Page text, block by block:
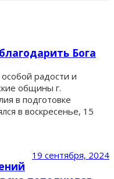
Бога
радости и
общины г.
в подготовке
в воскресенье, 15
19 сентября, 2024